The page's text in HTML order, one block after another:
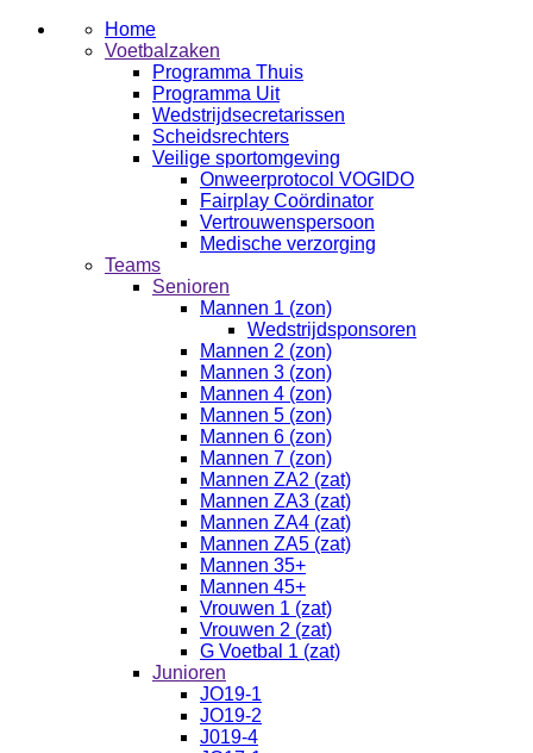
Home
Voetbalzaken
Programma Thuis
Programma Uit
Wedstrijdsecretarissen
Scheidsrechters
Veilige sportomgeving
Onweerprotocol VOGIDO
Fairplay Coördinator
Vertrouwenspersoon
Medische verzorging
Teams
Senioren
Mannen 1 (zon)
Wedstrijdsponsoren
Mannen 2 (zon)
Mannen 3 (zon)
Mannen 4 (zon)
Mannen 5 (zon)
Mannen 6 (zon)
Mannen 7 (zon)
Mannen ZA2 (zat)
Mannen ZA3 (zat)
Mannen ZA4 (zat)
Mannen ZA5 (zat)
Mannen 35+
Mannen 45+
Vrouwen 1 (zat)
Vrouwen 2 (zat)
G Voetbal 1 (zat)
Junioren
JO19-1
JO19-2
J019-4